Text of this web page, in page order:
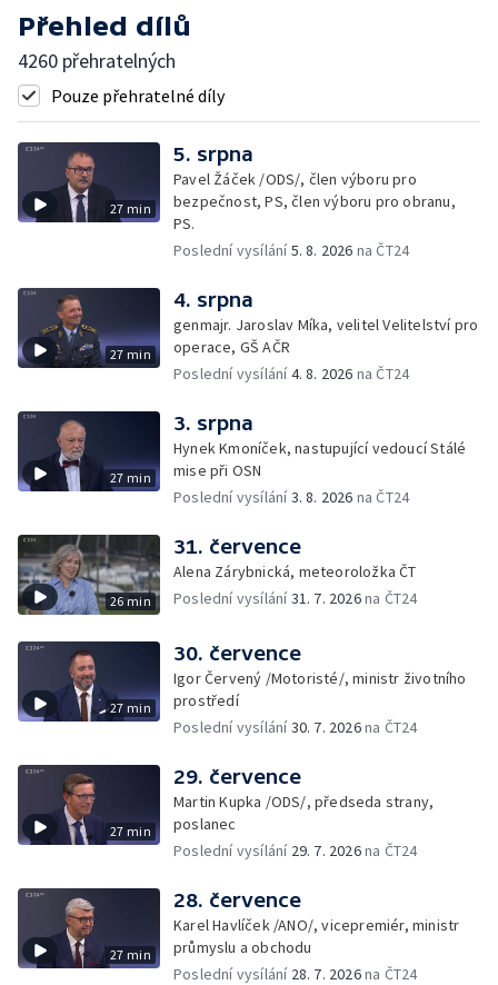
Přehled dílů
4260 přehratelných
Pouze přehratelné díly
27 min
5. srpna
Pavel Žáček /ODS/, člen výboru pro
bezpečnost, PS, člen výboru pro obranu,
PS.
Poslední vysílání5. 8. 2026 na ČT24
27 min
4. srpna
genmajr. Jaroslav Míka, velitel Velitelství pro
operace, GŠ AČR
Poslední vysílání4. 8. 2026 na ČT24
27 min
3. srpna
Hynek Kmoníček, nastupující vedoucí Stálé
mise při OSN
Poslední vysílání3. 8. 2026 na ČT24
26 min
31. července
Alena Zárybnická, meteoroložka ČT
Poslední vysílání31. 7. 2026na ČT24
27 min
30. července
Igor Červený /Motoristé/, ministr životního
prostředí
Poslední vysílání30. 7. 2026na ČT24
27 min
29. července
Martin Kupka /ODS/, předseda strany,
poslanec
Poslední vysílání 29. 7. 2026na ČT24
27 min
28. července
Karel Havlíček /ANO/, vicepremiér, ministr
průmyslu a obchodu
Poslední vysílání 28. 7. 2026na ČT24